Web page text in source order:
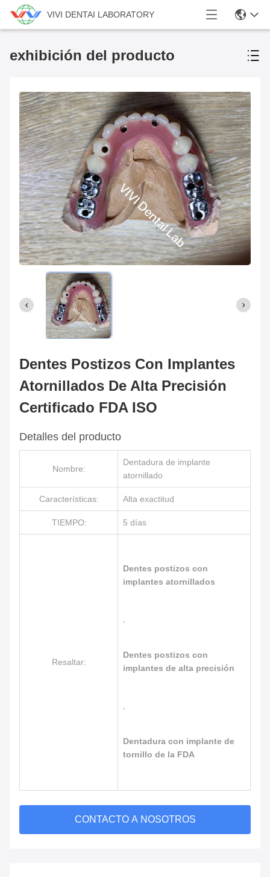
VIVI DENTAI LABORATORY
exhibición del producto
Dentes Postizos Con Implantes
Atornillados De Alta Precisión
Certificado FDA ISO
Detalles del producto
Nombre:
Dentadura de implante
atornillado
Características: Alta exactitud
TIEMPO: 5 días
Resaltar:
Dentes postizos con
implantes atornillados
Dentes postizos con
implantes de alta precisión
Dentadura con implante de
tornillo de la FDA
CONTACTO A NOSOTROS